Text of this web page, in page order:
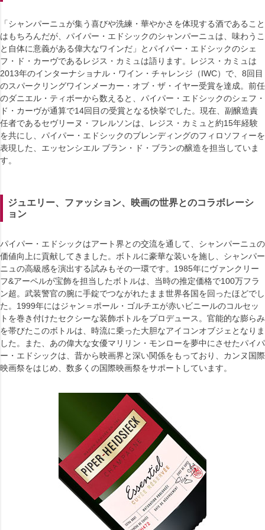
「シャンパーニュが集う喜びや洗練・華やかさを体現する酒であること
はもちろんだが、パイパー・エドシックのシャンパーニュは、味わうこ
と自体に意義がある偉大なワインだ」とパイパー・エドシックのシェ
フ・ド・カーヴであるレジス・カミュは語ります。レジス・カミュは
2013年のインターナショナル・ワイン・チャレンジ（IWC）で、8回目
のスパークリングワインメーカー・オブ・ザ・イヤー受賞を達成。前任
のダニエル・ティボーから数えると、パイパー・エドシックのシェフ・
ド・カーヴが通算で14回目の受賞となる快挙でした。現在、副醸造責
任者であるセヴリーヌ・フレルソンは、レジス・カミュと約15年経験
を共にし、パイパー・エドシックのブレンディングのフィロソフィーを
表現した、エッセンシエル ブラン・ド・ブランの醸造を担当していま
す。
ジュエリー、ファッション、映画の世界とのコラボレーシ
ョン
パイパー・エドシックはアート界との交流を通して、シャンパーニュの
価値向上に貢献してきました。ボトルに豪華な装いを施し、シャンパー
ニュの高級感を演出する試みもその一環です。1985年にヴァンクリー
フ&アーペルが宝飾を担当したボトルは、当時の推定価格で100万フラ
ン超。武装警官の腕に手錠でつながれたまま世界各国を回ったほどでし
た。1999年にはジャン＝ポール・ゴルチエが赤いビニールのコルセッ
トを巻き付けたセクシーな装飾ボトルをプロデュース。官能的な膨らみ
を帯びたこのボトルは、時流に乗った大胆なアイコンオブジェとなりま
した。また、あの偉大な女優マリリン・モンローを夢中にさせたパイパ
ー・エドシックは、昔から映画界と深い関係をもっており、カンヌ国際
映画祭をはじめ、数多くの国際映画祭をサポートしています。